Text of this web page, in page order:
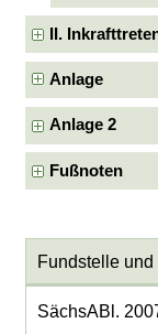
II.
Anlage
Anlage 2
Fußnoten
Fundstelle
SächsABl.